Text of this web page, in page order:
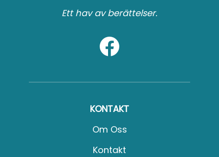
Ett hav av berättelser.
KONTAKT
Om Oss
Kontakt